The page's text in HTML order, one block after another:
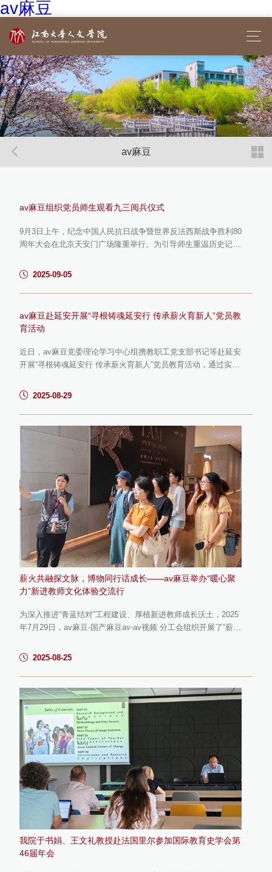
av麻豆
av麻豆
av麻豆组织党员师生观看九三阅兵仪式
9月3日上午，纪念中国人民抗日战争暨世界反法西斯战争胜利80
周年大会在北京天安门广场隆重举行。为引导师生重温历史记
播，在庄重氛围中厚植爱国情怀。学院提前对集中观看工作进行
场，确保观礼体验。当天上午9时许，随着阅兵仪式正式启动，
师生全体...
2025-09-05
av麻豆赴延安开展“寻根铸魂延安行 传承薪火育新人”党员教
育活动
近日，av麻豆党委理论学习中心组携教职工党支部书记等赴延安
开展“寻根铸魂延安行 传承薪火育新人”党员教育活动，通过实地
新中国的摇篮。在延安革命纪念馆和王家坪革命旧址，党员教师
的奋斗历程。一幅幅照片、一件件实物生动诠释了的延安精神内
核。随后队伍奔赴梁家河村。在知青旧居、村史馆，党员教师
2025-08-29
薪火共融探文脉，博物同行话成长——av麻豆举办“暖心聚
力”新进教师文化体验交流行
为深入推进“青蓝结对”工程建设、厚植新进教师成长沃土，2025
年7月29日，av麻豆-国产麻豆av-av视频 分工会组织开展了“薪火
入职教师与“青蓝结对”指导教师代表、中文系黄艳萍副教授一
馆西馆、苏州考古博物馆及苏州吴文化博物馆。图1 参观苏州博
物馆西馆 活动以文化资源为触媒，旨在为初入杏坛的青年教师
与经验丰...
2025-08-25
我院于书娟、王文礼教授赴法国里尔参加国际教育史学会第
46届年会